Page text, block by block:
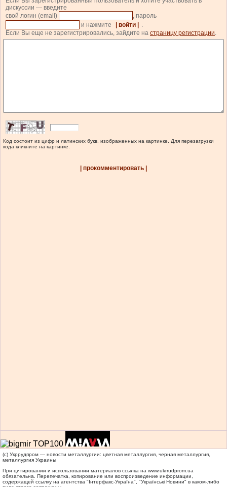
дискуссии — введите
свой логин (email)
, пароль
и нажмите
| войти |
.
Если Вы еще не зарегистрировались, зайдите на страницу регистрации.
Код состоит из цифр и латинских букв, изображенных на картинке. Для перезагрузки
кода кликните на картинке.
| прокомментировать |
(c) Укррудпром — новости металлургии: цветная металлургия, черная металлургия,
металлургия Украины
При цитировании и использовании материалов ссылка на www.ukrrudprom.ua
обязательна. Перепечатка, копирование или воспроизведение информации,
содержащей ссылку на агентства "Iнтерфакс-Україна", "Українськi Новини" в каком-либо